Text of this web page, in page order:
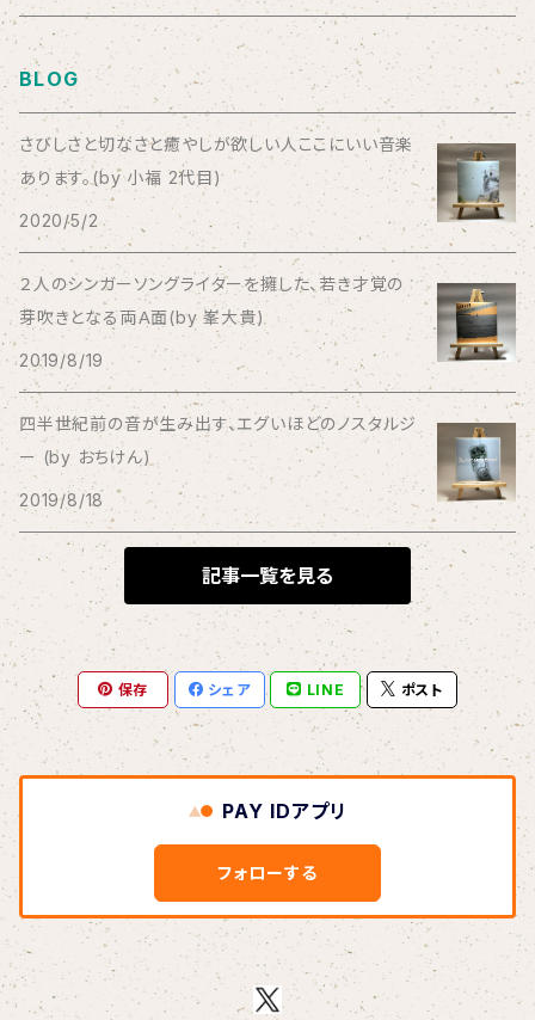
Aysula
Bad Operation
Bagus!
BBBBBBB
The BEG
The Beths
THE BLACK SHANSONS
BLONDnewHALF
Blondy
BOAR HUNTER
bud&harbor
Bulbs Of Passion
B玉
Calme Adiction
BLOG
さびしさと切なさと癒やしが欲しい人ここにいい音楽
あります。(by 小福 2代目)
2020/5/2
２人のシンガーソングライターを擁した、若き才覚の
芽吹きとなる両Ａ面(by 峯大貴)
2019/8/19
四半世紀前の音が生み出す、エグいほどのノスタルジ
ー (by おちけん)
2019/8/18
記事一覧を見る
保存 シェア LINE ポスト
PAY IDアプリ
フォローする